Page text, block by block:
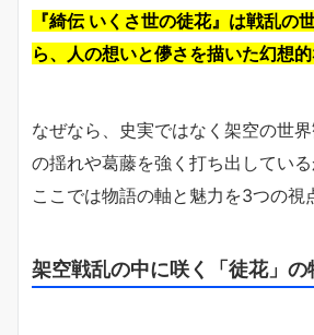
『綺伝 いくさ世の徒花』は戦乱の
ら、人の想いと儚さを描いた幻想的
なぜなら、史実ではなく架空の世
の揺れや葛藤を強く打ち出している
ここでは物語の軸と魅力を3つの視
架空戦乱の中に咲く「徒花」の